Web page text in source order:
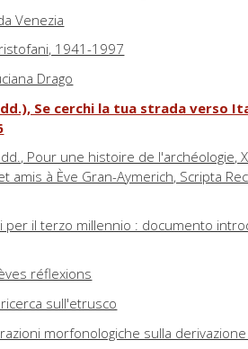
Venezia
1941-1997
Drago
Se cerchi la tua strada verso
Pour une histoire de l'archéologie,
à Ève Gran-Aymerich, Scripta
per il terzo millennio : documento
réflexions
sull'etrusco
morfonologiche sulla